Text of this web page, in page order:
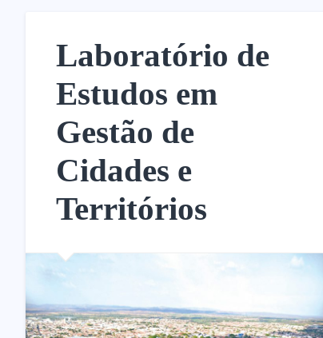
Laboratório de
Estudos em
Gestão de
Cidades e
Territórios